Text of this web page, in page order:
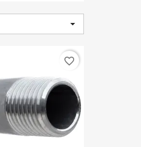

favorite_border